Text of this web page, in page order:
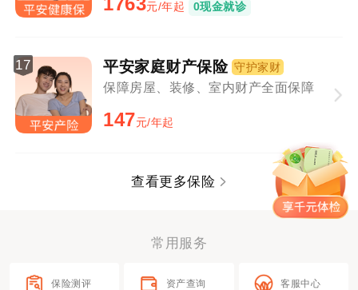
元/年起 0现金就诊
17 平安家庭财产保险 守护家财
保障房屋、装修、室内财产全面保障
147元/年起
查看更多保险
常用服务
保险测评 资产查询 客服中心